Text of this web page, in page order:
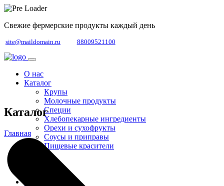
Свежие фермерские продукты каждый день
site@maildomain.ru 88009521100
О нас
Каталог
Крупы
Молочные продукты
Специи
Хлебопекарные ингредиенты
Орехи и сухофрукты
Соусы и приправы
Пищевые красители
Каталог
Главная